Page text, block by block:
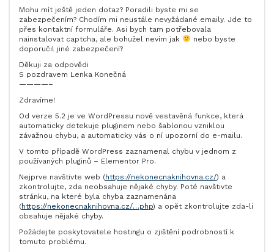
Mohu mít ještě jeden dotaz? Poradili byste mi se
zabezpečením? Chodím mi neustále nevyžádané emaily. Jde to
přes kontaktní formuláře. Asi bych tam potřebovala
nainstalovat captcha, ale bohužel nevím jak
nebo byste
doporučil jiné zabezpečení?
Děkuji za odpovědi
S pozdravem Lenka Konečná
————–
Zdravíme!
Od verze 5.2 je ve WordPressu nově vestavěná funkce, která
automaticky detekuje pluginem nebo šablonou vzniklou
závažnou chybu, a automaticky vás o ní upozorní do e-mailu.
V tomto případě WordPress zaznamenal chybu v jednom z
používaných pluginů – Elementor Pro.
Nejprve navštivte web (https://nekonecnaknihovna.cz/) a
zkontrolujte, zda neobsahuje nějaké chyby. Poté navštivte
stránku, na které byla chyba zaznamenána
(https://nekonecnaknihovna.cz/…php) a opět zkontrolujte zda-li
obsahuje nějaké chyby.
Požádejte poskytovatele hostingu o zjištění podrobností k
tomuto problému.